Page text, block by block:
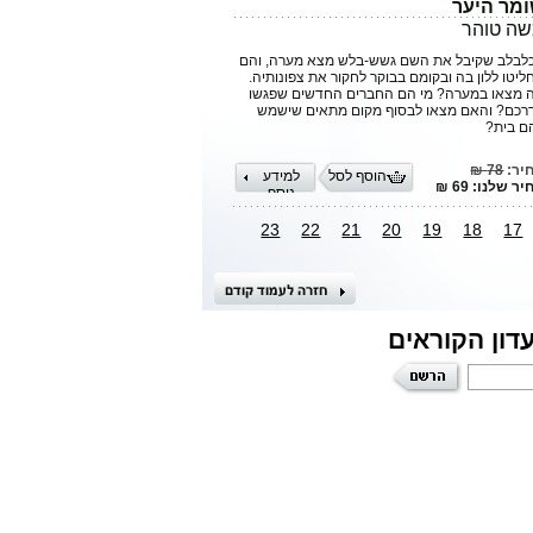
היער
טוהר
שקיבל את השם גשש-בלש מצא מערה, והם
ללון בה ובקומם בבוקר לחקור את צפונותיה.
מצאו במערה? מי הם החברים החדשים שפגשו
והאם מצאו לבסוף מקום מתאים שישמש
בית?
78 ₪
שלנו: 69 ₪
למידע
נוסף
הוסף לסל
17
18
19
20
21
22
23
הקוראים